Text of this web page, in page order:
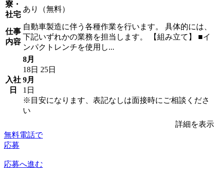
寮・
社宅
あり（無料）
仕事
内容
自動車製造に伴う各種作業を行います。 具体的には、
下記いずれかの業務を担当します。 【組み立て】 ■イ
ンパクトレンチを使用し...
入社
日
8月
18日 25日
9月
1日
※目安になります、表記なしは面接時にご相談くださ
い
詳細を表示
無料電話で
応募
応募へ進む